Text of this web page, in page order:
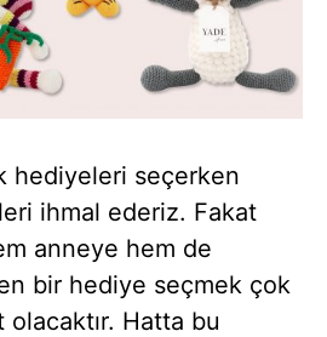
hediyeleri seçerken
ihmal ederiz. Fakat
anneye hem de
bir hediye seçmek çok
Hatta bu